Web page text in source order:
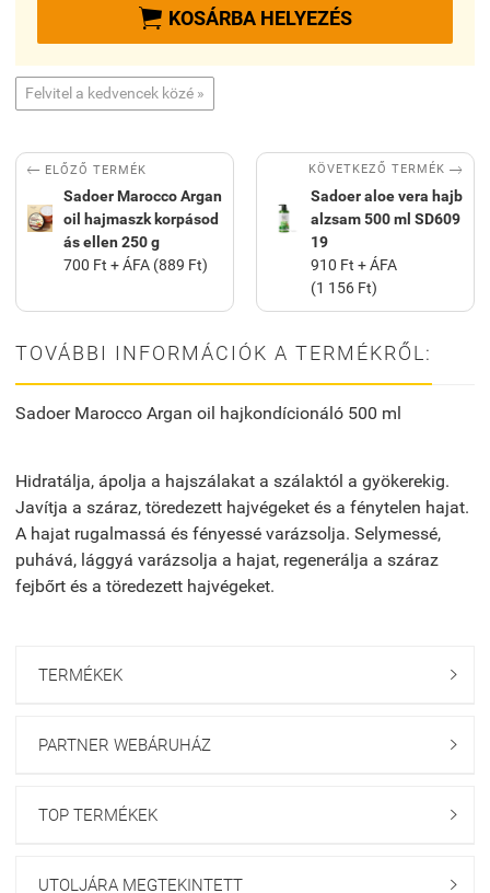
 KOSÁRBA HELYEZÉS
Felvitel a kedvencek közé »
 ELŐZŐ TERMÉK
Sadoer Marocco Argan
oil hajmaszk korpásod
ás ellen 250 g
700 Ft + ÁFA (889 Ft)
KÖVETKEZŐ TERMÉK 
Sadoer aloe vera hajb
alzsam 500 ml SD609
19
910 Ft + ÁFA
(1 156 Ft)
TOVÁBBI INFORMÁCIÓK A TERMÉKRŐL:
Sadoer Marocco Argan oil hajkondícionáló 500 ml
Hidratálja, ápolja a hajszálakat a szálaktól a gyökerekig.
Javítja a száraz, töredezett hajvégeket és a fénytelen hajat.
A hajat rugalmassá és fényessé varázsolja. Selymessé,
puhává, lággyá varázsolja a hajat, regenerálja a száraz
fejbőrt és a töredezett hajvégeket.
TERMÉKEK 
PARTNER WEBÁRUHÁZ 
TOP TERMÉKEK 
UTOLJÁRA MEGTEKINTETT 